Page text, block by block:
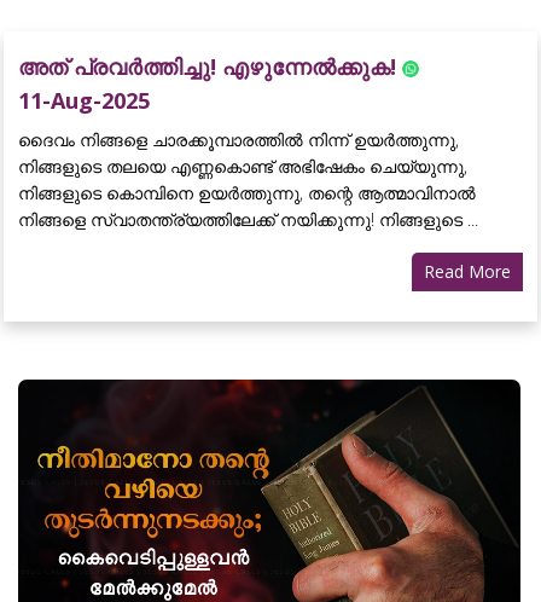
അത് പ്രവർത്തിച്ചു! എഴുന്നേൽക്കുക!
11-Aug-2025
ദൈവം നിങ്ങളെ ചാരക്കൂമ്പാരത്തിൽ നിന്ന് ഉയർത്തുന്നു,
നിങ്ങളുടെ തലയെ എണ്ണകൊണ്ട് അഭിഷേകം ചെയ്യുന്നു,
നിങ്ങളുടെ കൊമ്പിനെ ഉയർത്തുന്നു, തന്റെ ആത്മാവിനാൽ
നിങ്ങളെ സ്വാതന്ത്ര്യത്തിലേക്ക് നയിക്കുന്നു! നിങ്ങളുടെ ...
Read More